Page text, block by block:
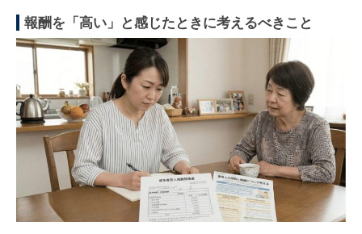
報酬を「高い」と感じたときに考えるべきこと